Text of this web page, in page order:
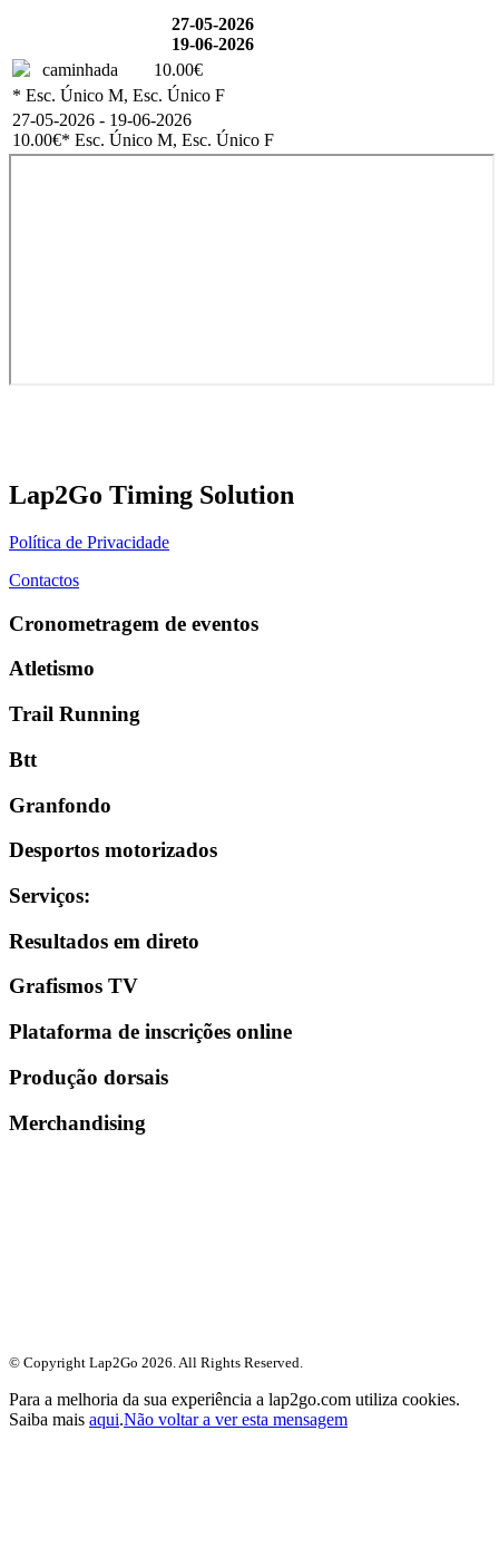
27-05-2026
19-06-2026
caminhada
10.00€
* Esc. Único M, Esc. Único F
27-05-2026 - 19-06-2026
10.00€* Esc. Único M, Esc. Único F
Lap2Go Timing Solution
Política de Privacidade
Contactos
Cronometragem de eventos
Atletismo
Trail Running
Btt
Granfondo
Desportos motorizados
Serviços:
Resultados em direto
Grafismos TV
Plataforma de inscrições online
Produção dorsais
Merchandising
© Copyright Lap2Go 2026. All Rights Reserved.
Para a melhoria da sua experiência a lap2go.com utiliza cookies.
Saiba mais aqui.Não voltar a ver esta mensagem